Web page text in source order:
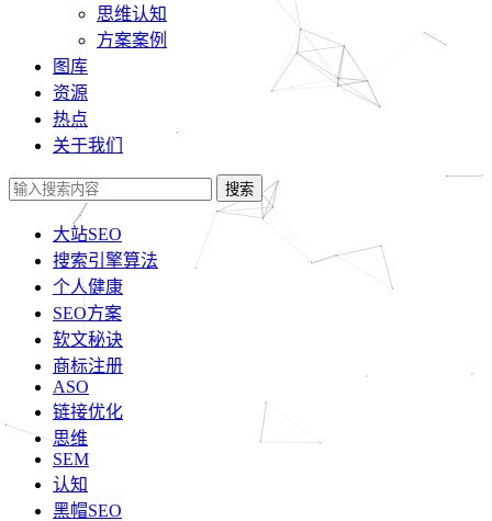
思维认知
方案案例
图库
资源
热点
关于我们
搜索
大站SEO
搜索引擎算法
个人健康
SEO方案
软文秘诀
商标注册
ASO
链接优化
思维
SEM
认知
黑帽SEO